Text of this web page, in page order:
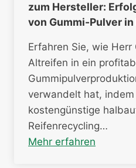
zum Hersteller:
von Gummi-Pulver
Erfahren Sie, wie Herr
Altreifen in ein
verwandelt hat, indem
kostengünstige
Reifenrecycling…
Mehr erfahren